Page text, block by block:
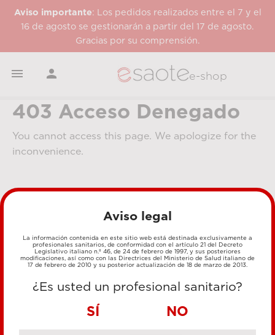
Aviso importante: Los pedidos realizados entre el 7 y el
16 de agosto se gestionarán a partir del 17 de agosto.
Gracias por su comprensión.
  e-shop
403 Acceso Denegado
You cannot access this page. We apologize for the
inconvenience.
MÉTODOS DE PAGO
TRANSFERENCIA BANCARIA
Aviso legal
La información contenida en este sitio web está destinada exclusivamente a
profesionales sanitarios, de conformidad con el artículo 21 del Decreto
Legislativo italiano n.º 46, de 24 de febrero de 1997, y sus posteriores
modificaciones, así como con las Directrices del Ministerio de Salud italiano de
17 de febrero de 2010 y su posterior actualización de 18 de marzo de 2013.
¿Es usted un profesional sanitario?
SÍ NO